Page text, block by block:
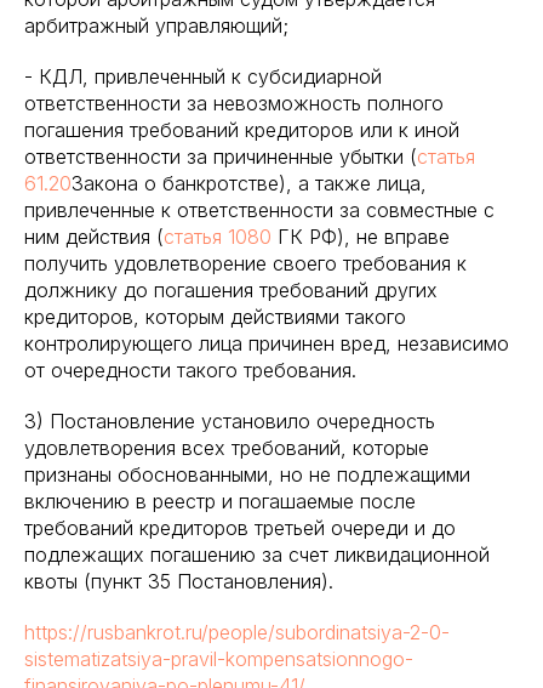
арбитражный управляющий;
- КДЛ, привлеченный к субсидиарной
ответственности за невозможность полного
погашения требований кредиторов или к иной
ответственности за причиненные убытки (статья
61.20Закона о банкротстве), а также лица,
привлеченные к ответственности за совместные с
ним действия (статья 1080 ГК РФ), не вправе
получить удовлетворение своего требования к
должнику до погашения требований других
кредиторов, которым действиями такого
контролирующего лица причинен вред, независимо
от очередности такого требования.
3) Постановление установило очередность
удовлетворения всех требований, которые
признаны обоснованными, но не подлежащими
включению в реестр и погашаемые после
требований кредиторов третьей очереди и до
подлежащих погашению за счет ликвидационной
квоты (пункт 35 Постановления).
https://rusbankrot.ru/people/subordinatsiya-2-0-
sistematizatsiya-pravil-kompensatsionnogo-